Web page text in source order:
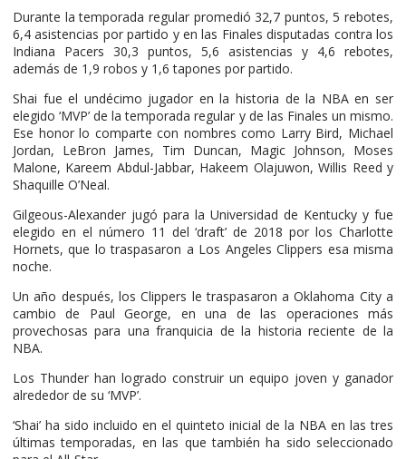
Durante la temporada regular promedió 32,7 puntos, 5 rebotes,
6,4 asistencias por partido y en las Finales disputadas contra los
Indiana Pacers 30,3 puntos, 5,6 asistencias y 4,6 rebotes,
además de 1,9 robos y 1,6 tapones por partido.
Shai fue el undécimo jugador en la historia de la NBA en ser
elegido ‘MVP’ de la temporada regular y de las Finales un mismo.
Ese honor lo comparte con nombres como Larry Bird, Michael
Jordan, LeBron James, Tim Duncan, Magic Johnson, Moses
Malone, Kareem Abdul-Jabbar, Hakeem Olajuwon, Willis Reed y
Shaquille O’Neal.
Gilgeous-Alexander jugó para la Universidad de Kentucky y fue
elegido en el número 11 del ‘draft’ de 2018 por los Charlotte
Hornets, que lo traspasaron a Los Angeles Clippers esa misma
noche.
Un año después, los Clippers le traspasaron a Oklahoma City a
cambio de Paul George, en una de las operaciones más
provechosas para una franquicia de la historia reciente de la
NBA.
Los Thunder han logrado construir un equipo joven y ganador
alrededor de su ‘MVP’.
‘Shai’ ha sido incluido en el quinteto inicial de la NBA en las tres
últimas temporadas, en las que también ha sido seleccionado